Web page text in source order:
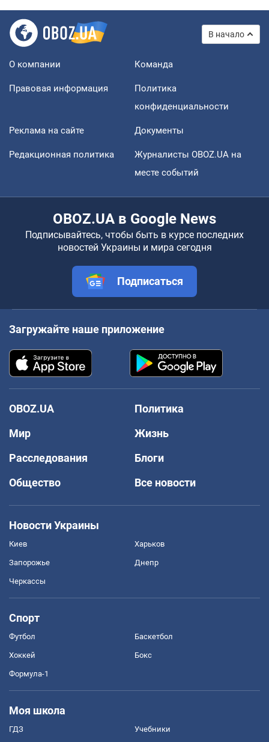
В начало
О компании Команда
Правовая информация
Политика
конфиденциальности
Реклама на сайте Документы
Редакционная политика
Журналисты OBOZ.UA на
месте событий
OBOZ.UA в Google News
Подписывайтесь, чтобы быть в курсе последних
новостей Украины и мира сегодня
Подписаться
Загружайте наше приложение
OBOZ.UA
Политика
Мир
Жизнь
Расследования
Блоги
Общество
Все новости
Новости Украины
Киев Харьков
Запорожье Днепр
Черкассы
Спорт
Футбол Баскетбол
Хоккей Бокс
Формула-1
Моя школа
ГДЗ Учебники